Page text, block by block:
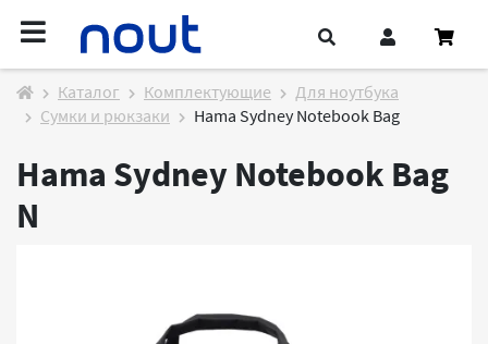
Каталог Комплектующие
Для ноутбука
Сумки и рюкзаки
Hama Sydney Notebook Bag
Hama Sydney Notebook Bag
N